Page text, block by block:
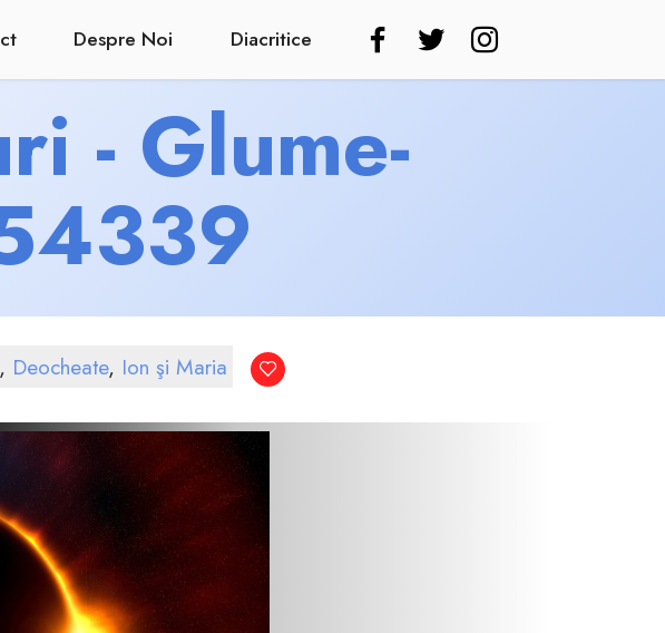
Despre Noi Diacritice
- Glume-
, Deocheate, Ion şi Maria